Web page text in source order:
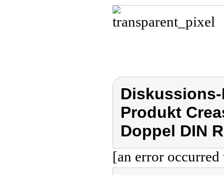
Produkt
Doppel DIN
[an error